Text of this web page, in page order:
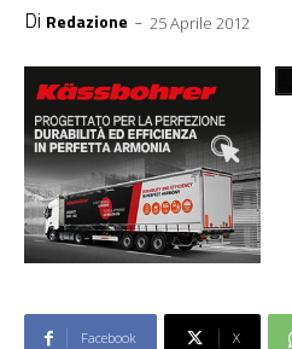
Di Redazione - 25 Aprile 2012
Facebook X